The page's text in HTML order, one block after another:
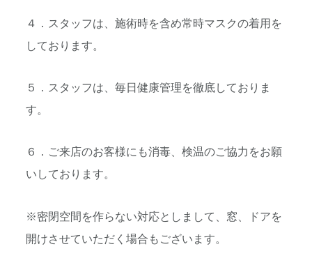
４．スタッフは、施術時を含め常時マスクの着用を
しております。
５．スタッフは、毎日健康管理を徹底しておりま
す。
６．ご来店のお客様にも消毒、 検温のご協力をお願
いしております。
※密閉空間を作らない対応としまして、窓、
ドアを
開けさせていただく場合もございます。